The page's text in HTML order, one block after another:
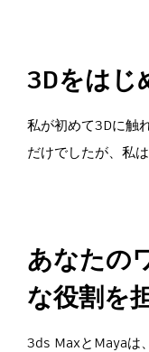
3Dをはじ
私が初めて3Dに触
だけでしたが、私
あなたの
な役割を
3ds MaxとMayaは